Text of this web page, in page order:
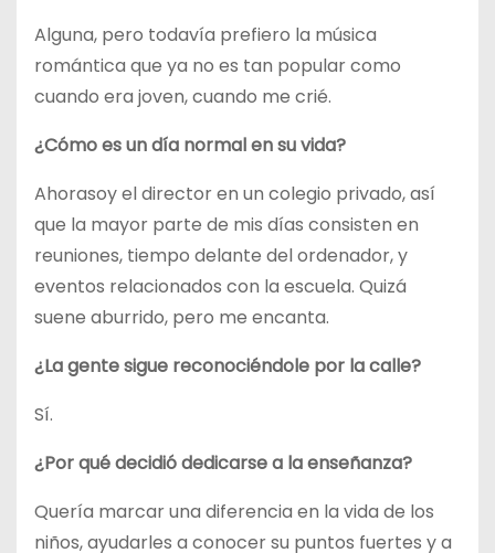
Alguna, pero todavía prefiero la música
romántica que ya no es tan popular como
cuando era joven, cuando me crié.
¿Cómo es un día normal en su vida?
Ahorasoy el director en un colegio privado, así
que la mayor parte de mis días consisten en
reuniones, tiempo delante del ordenador, y
eventos relacionados con la escuela. Quizá
suene aburrido, pero me encanta.
¿La gente sigue reconociéndole por la calle?
Sí.
¿Por qué decidió dedicarse a la enseñanza?
Quería marcar una diferencia en la vida de los
niños, ayudarles a conocer su puntos fuertes y a